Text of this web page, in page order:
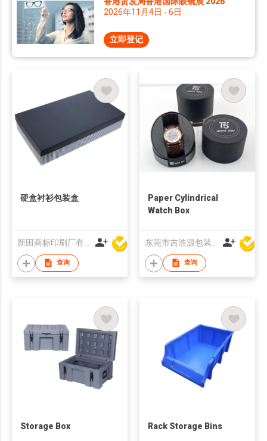
2026年11月4日 - 6日
立即登记
硬盒衬衫包装盒
查询
Paper Cylindrical
Watch Box
查询
Storage Box Rack Storage Bins